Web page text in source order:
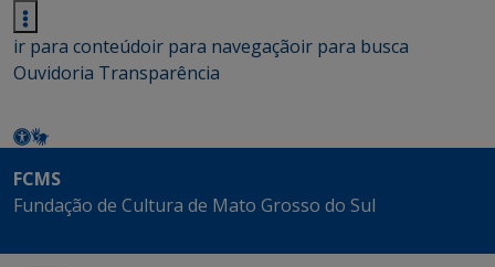
ir para conteúdoir para navegaçãoir para busca
Ouvidoria Transparência
FCMS
Fundação de Cultura de Mato Grosso do Sul